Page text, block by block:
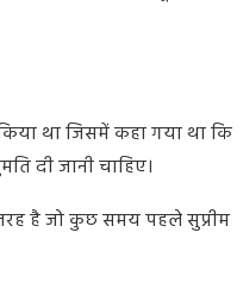
था जिसमें कहा गया था कि
दी जानी चाहिए।
है जो कुछ समय पहले सुप्रीम